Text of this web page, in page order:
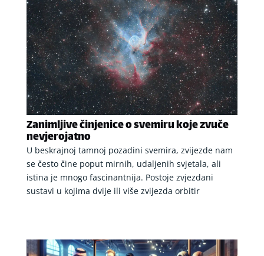
Zanimljive činjenice o svemiru koje zvuče
nevjerojatno
U beskrajnoj tamnoj pozadini svemira, zvijezde nam
se često čine poput mirnih, udaljenih svjetala, ali
istina je mnogo fascinantnija. Postoje zvjezdani
sustavi u kojima dvije ili više zvijezda orbitir